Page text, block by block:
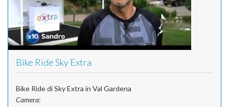
Bike Ride Sky Extra
Bike Ride di Sky Extra in Val Gardena
Camera: